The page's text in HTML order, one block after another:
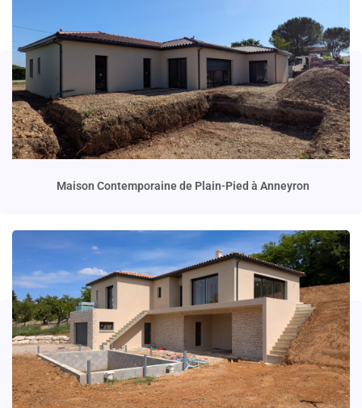
Maison Contemporaine de Plain-Pied à Anneyron